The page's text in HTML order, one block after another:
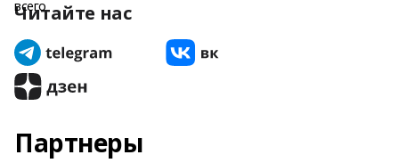
Читайте нас
Партнеры